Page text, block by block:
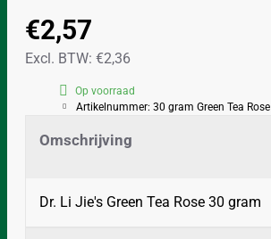
€2,57
Excl. BTW: €2,36
Op voorraad
Artikelnummer: 30 gram Green Tea Rose
Omschrijving
Dr. Li Jie's Green Tea Rose 30 gram